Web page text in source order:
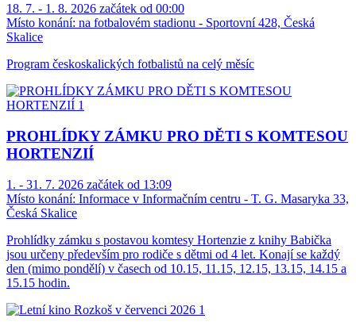
18. 7. - 1. 8. 2026 začátek od 00:00
Místo konání: na fotbalovém stadionu - Sportovní 428, Česká
Skalice
Program českoskalických fotbalistů na celý měsíc
PROHLÍDKY ZÁMKU PRO DĚTI S KOMTESOU
HORTENZIÍ
1. - 31. 7. 2026 začátek od 13:09
Místo konání: Informace v Informačním centru - T. G. Masaryka 33,
Česká Skalice
Prohlídky zámku s postavou komtesy Hortenzie z knihy Babička
jsou určeny především pro rodiče s dětmi od 4 let. Konají se každý
den (mimo pondělí) v časech od 10.15, 11.15, 12.15, 13.15, 14.15 a
15.15 hodin.